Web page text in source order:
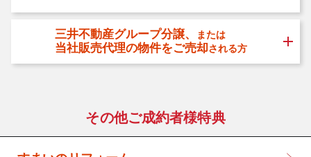
三井不動産グループ分譲、 または
当社販売代理の物件をご売却される方
その他ご成約者様特典